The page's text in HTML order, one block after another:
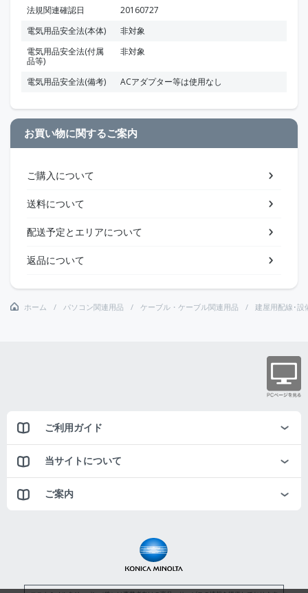
法規関連確認日
20160727
電気用品安全法(本体)
非対象
電気用品安全法(付属
品等)
非対象
電気用品安全法(備考) ACアダプター等は使用なし
お買い物に関するご案内
ご購入について
送料について
配送予定とエリアについて
返品について
ホーム パソコン関連用品 ケーブル・ケーブル関連用品 建屋用配線･設
ご利用ガイド
当サイトについて
ご案内